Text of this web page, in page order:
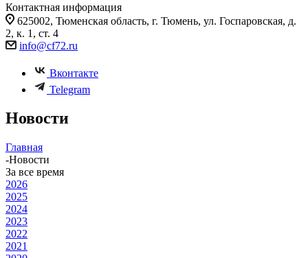
Контактная информация
625002, Тюменская область, г. Тюмень, ул. Госпаровская, д.
2, к. 1, ст. 4
info@cf72.ru
Вконтакте
Telegram
Новости
Главная
-Новости
За все время
2026
2025
2024
2023
2022
2021